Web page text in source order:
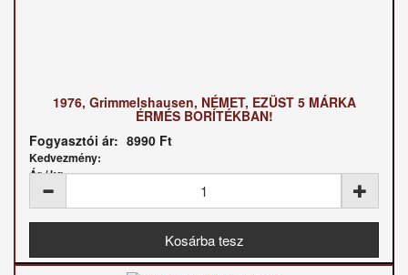
1976, Grimmelshausen, NÉMET, EZÜST 5 MÁRKA
ÉRMÉS BORÍTÉKBAN!
Fogyasztói ár: 8990 Ft
Kedvezmény:
Ár / kg: